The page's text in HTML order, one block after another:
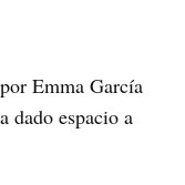
Emma García
dado espacio a